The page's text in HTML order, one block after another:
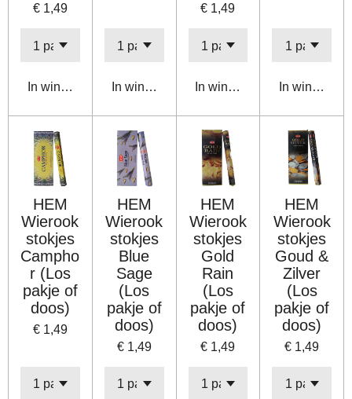
€ 1,49
In winkelwagenIn winkelwagen
€ 1,49
In winkelwagenIn
HEM
Wierook
stokjes
Campho
r (Los
pakje of
doos)
€ 1,49
HEM
Wierook
stokjes
Blue
Sage
(Los
pakje of
doos)
€ 1,49
HEM
Wierook
stokjes
Gold
Rain
(Los
pakje of
doos)
€ 1,49
HEM
Wierook
stokjes
Goud &
Zilver
(Los
pakje of
doos)
€ 1,49